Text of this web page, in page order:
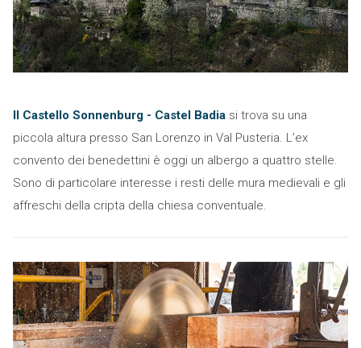
Il Castello Sonnenburg - Castel Badiasi trova su una
piccola altura presso San Lorenzo in Val Pusteria. L’ex
convento dei benedettini è oggi un albergo a quattro stelle.
Sono di particolare interesse i resti delle mura medievali e gli
affreschi della cripta della chiesa conventuale.